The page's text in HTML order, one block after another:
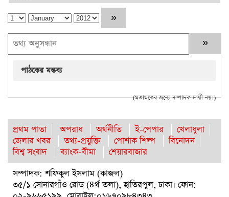
পাঠকের মন্তব্য
(মতামতের জন্যে সম্পাদক দায়ী নয়।)
প্রথম পাতা অপরাধ অর্থনীতি ই-পেপার
খেলাধুলা
জেলার খবর
তথ্য-প্রযুক্তি পোশাক শিল্প
বিনোদন
বিশ্ব সংবাদ
ব্যাংক-বীমা
শেয়ারবাজার
সম্পাদক: শফিকুল ইসলাম (কাজল)
৩৫/১ সোনারগাঁও রোড (৪র্থ তলা), হাতিরপুল, ঢাকা। ফোন: